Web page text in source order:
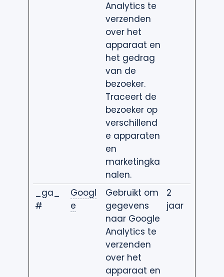
Analytics te
verzenden
over het
apparaat en
het gedrag
van de
bezoeker.
Traceert de
bezoeker op
verschillend
e apparaten
en
marketingka
nalen.
_ga_
#
Googl
e
Gebruikt om
gegevens
naar Google
Analytics te
verzenden
over het
apparaat en
2
jaar